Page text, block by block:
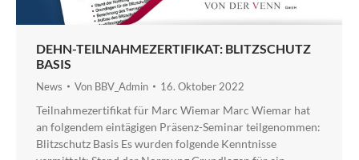
DEHN-TEILNAHMEZERTIFIKAT: BLITZSCHUTZ
BASIS
News Von BBV_Admin 16. Oktober 2022
Teilnahmezertifikat für Marc Wiemar Marc Wiemar hat
an folgendem eintägigen Präsenz-Seminar teilgenommen:
Blitzschutz Basis Es wurden folgende Kenntnisse